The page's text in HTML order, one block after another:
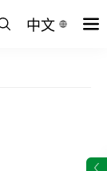
中文